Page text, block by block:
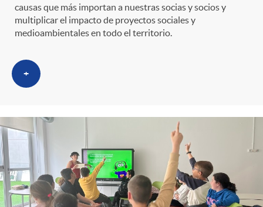
causas que más importan a nuestras socias y socios y
multiplicar el impacto de proyectos sociales y
medioambientales en todo el territorio.
+